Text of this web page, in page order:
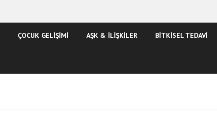
ÇOCUK GELİŞİMİ AŞK & İLİŞKİLER BİTKİSEL TEDAVİ